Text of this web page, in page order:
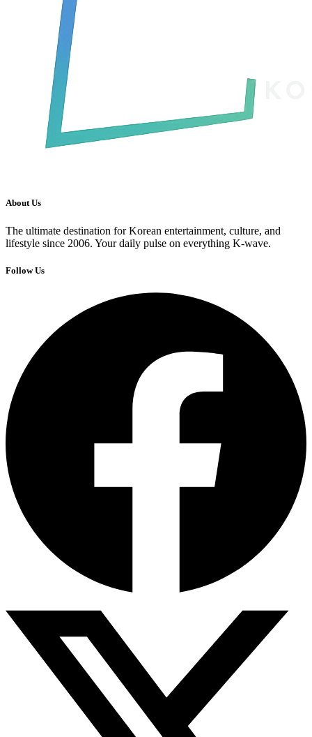
About Us
The ultimate destination for Korean entertainment, culture, and
lifestyle since 2006. Your daily pulse on everything K-wave.
Follow Us